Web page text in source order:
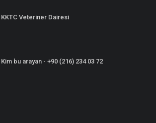
KKTC Veteriner Dairesi
Kim bu arayan - +90 (216) 234 03 72